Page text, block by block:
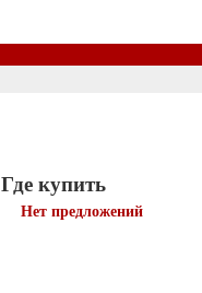
Где купить
Нет предложений